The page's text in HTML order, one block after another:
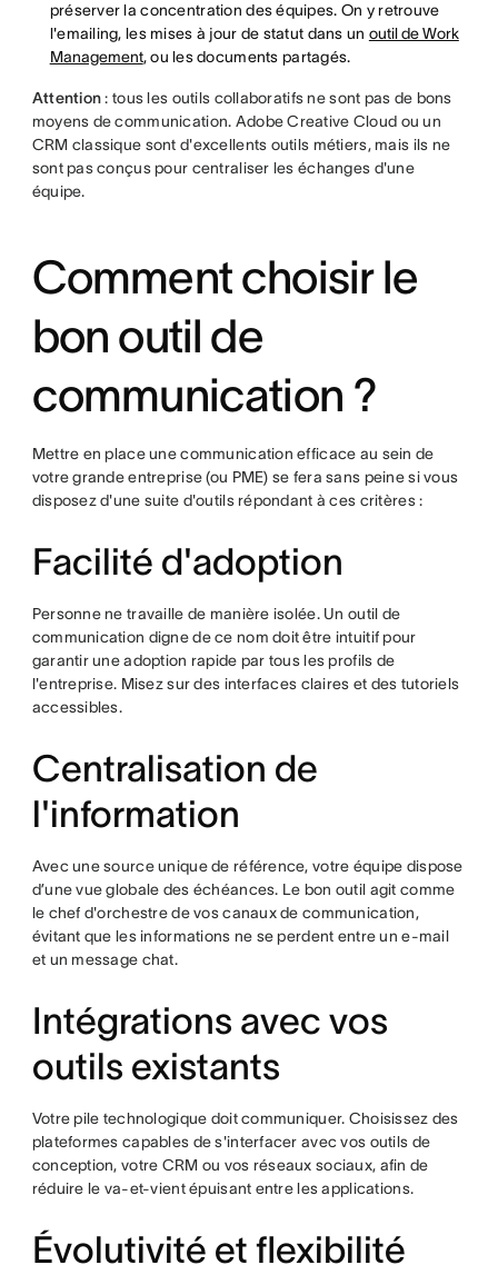
préserver la concentration des équipes. On y retrouve
l'emailing, les mises à jour de statut dans un outil de Work
Management, ou les documents partagés.
Attention: tous les outils collaboratifs ne sont pas de bons
moyens de communication. Adobe Creative Cloud ou un
CRM classique sont d'excellents outils métiers, mais ils ne
sont pas conçus pour centraliser les échanges d'une
équipe.
Comment choisir le
bon outil de
communication ?
Mettre en place une communication efficace au sein de
votre grande entreprise (ou PME) se fera sans peine si vous
disposez d'une suite d'outils répondant à ces critères :
Facilité d'adoption
Personne ne travaille de manière isolée. Un outil de
communication digne de ce nom doit être intuitif pour
garantir une adoption rapide par tous les profils de
l'entreprise. Misez sur des interfaces claires et des tutoriels
accessibles.
Centralisation de
l'information
Avec une source unique de référence, votre équipe dispose
d’une vue globale des échéances. Le bon outil agit comme
le chef d'orchestre de vos canaux de communication,
évitant que les informations ne se perdent entre un e-mail
et un message chat.
Intégrations avec vos
outils existants
Votre pile technologique doit communiquer. Choisissez des
plateformes capables de s'interfacer avec vos outils de
conception, votre CRM ou vos réseaux sociaux, afin de
réduire le va-et-vient épuisant entre les applications.
Évolutivité et flexibilité